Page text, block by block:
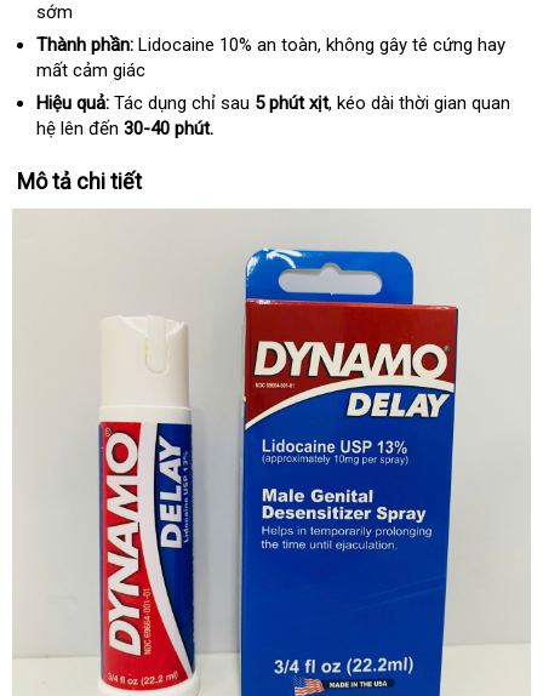
sớm
Thành phần: Lidocaine 10% an toàn, không gây tê cứng hay
mất cảm giác
Hiệu quả: Tác dụng chỉ sau 5 phút xịt, kéo dài thời gian quan
hệ lên đến 30-40 phút.
Mô tả chi tiết